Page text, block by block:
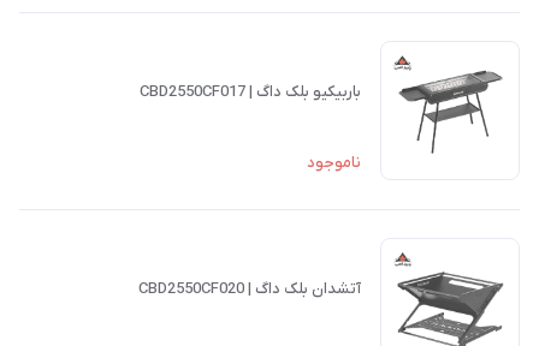
باربیکیو بلک داگ | CBD2550CF017
ناموجود
آتشدان بلک داگ | CBD2550CF020